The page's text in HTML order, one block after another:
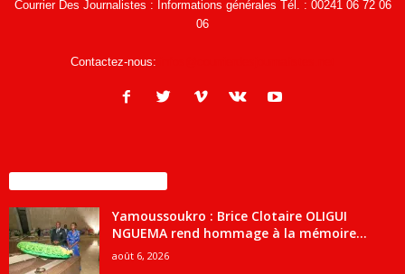
Courrier Des Journalistes : Informations générales Tél. : 00241 06 72 06
06
Contactez-nous:
Yamoussoukro : Brice Clotaire OLIGUI
NGUEMA rend hommage à la mémoire...
août 6, 2026